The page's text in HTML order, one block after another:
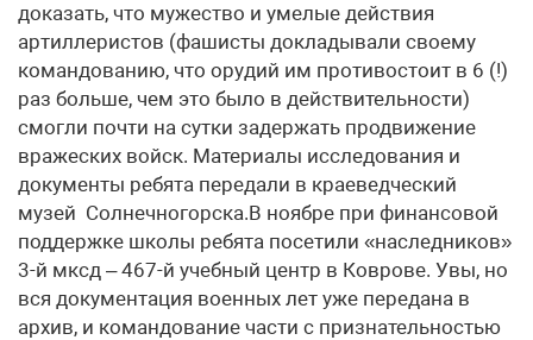
доказать, что мужество и умелые действия
артиллеристов (фашисты докладывали своему
командованию, что орудий им противостоит в 6 (!)
раз больше, чем это было в действительности)
смогли почти на сутки задержать продвижение
вражеских войск. Материалы исследования и
документы ребята передали в краеведческий
музей Солнечногорска.В ноябре при финансовой
поддержке школы ребята посетили «наследников»
3-й мксд – 467-й учебный центр в Коврове. Увы, но
вся документация военных лет уже передана в
архив, и командование части с признательностью